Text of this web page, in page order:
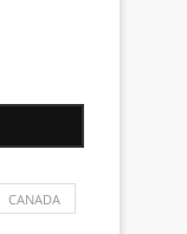
CANADA